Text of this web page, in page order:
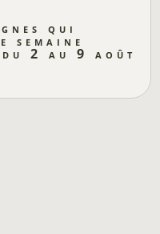
qui
semaine
2 au 9 août